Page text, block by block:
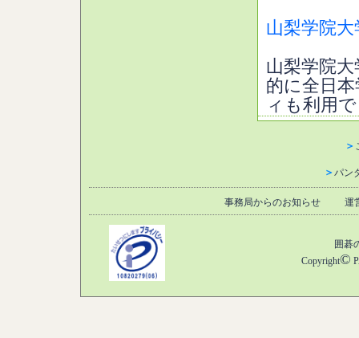
山梨学院
山梨学院
的に全日
ィも利用
＞
＞ パン
事務局からのお知らせ 運
囲碁
Copyright©